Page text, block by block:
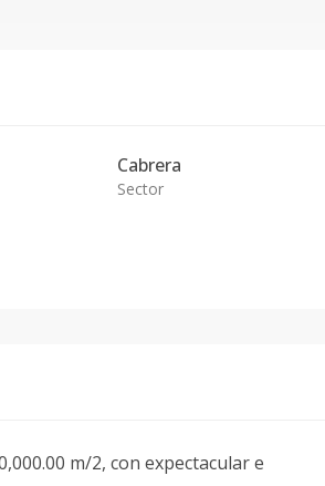
Cabrera
Sector
m/2, con expectacular e